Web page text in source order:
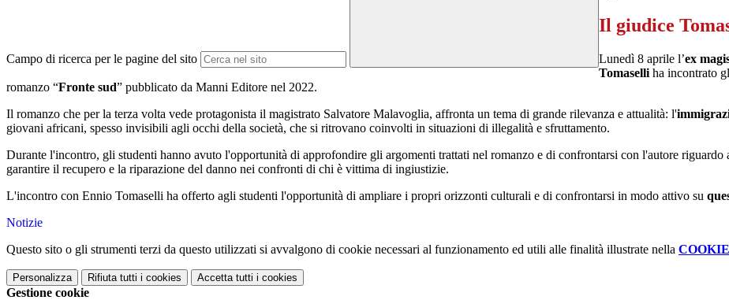
Campo di ricerca per le pagine del sito
Il giudice
Lunedì 8 aprile l’ex
Tomaselli ha incontrato
romanzo “Fronte sud” pubblicato da Manni Editore nel 2022.
Il romanzo che per la terza volta vede protagonista il magistrato Salvatore Malavoglia, affronta un tema di grande rilevanza e attualità: l'
giovani africani, spesso invisibili agli occhi della società, che si ritrovano coinvolti in situazioni di illegalità e sfruttamento.
Durante l'incontro, gli studenti hanno avuto l'opportunità di approfondire gli argomenti trattati nel romanzo e di confrontarsi con l'autore riguardo
garantire il recupero e la riparazione del danno nei confronti di chi è vittima di ingiustizie.
L'incontro con Ennio Tomaselli ha offerto agli studenti l'opportunità di ampliare i propri orizzonti culturali e di confrontarsi in modo attivo su
Notizie
Questo sito o gli strumenti terzi da questo utilizzati si avvalgono di cookie necessari al funzionamento ed utili alle finalità illustrate nella
Personalizza Rifiuta tutti i cookies Accetta tutti i cookies
Gestione cookie